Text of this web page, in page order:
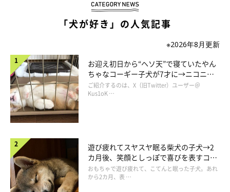
フードをめくると首輪用ホールもあります。首輪派のわんこさん
も大丈夫。だけど、このフードが小さいのか、マロたんの頭が大
きいのか、おそらくその両方ですが、かぶることはできませんで
した笑
「犬が好き」の人気記事
※2026年8月更新
お迎え初日から“ヘソ天”で寝ていたやん
ちゃなコーギー子犬が7才に→ニコニ
コ“コーギースマイル”が魅力のコに成
長！
ご紹介するのは、X（旧Twitter）ユーザー＠
Kus1oK …
遊び疲れてスヤスヤ眠る柴犬の子犬→2
カ月後、笑顔としっぽで喜びを表すコに
成長！
おもちゃで遊び疲れて、こてんと眠った子犬。あれ
から2カ月、表 …